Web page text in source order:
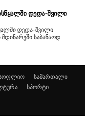
ᲓᲔᲓᲐ-ᲨᲕᲘᲚᲘ
დედა-შვილი
საბანაოდ
სამართალი
სპორტი